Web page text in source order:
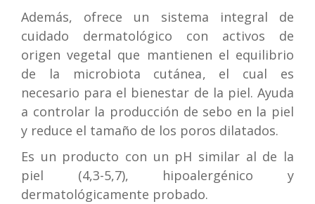
Además, ofrece un sistema integral de
cuidado dermatológico con activos de
origen vegetal que mantienen el equilibrio
de la microbiota cutánea, el cual es
necesario para el bienestar de la piel. Ayuda
a controlar la producción de sebo en la piel
y reduce el tamaño de los poros dilatados.
Es un producto con un pH similar al de la
piel (4,3-5,7), hipoalergénico y
dermatológicamente probado.